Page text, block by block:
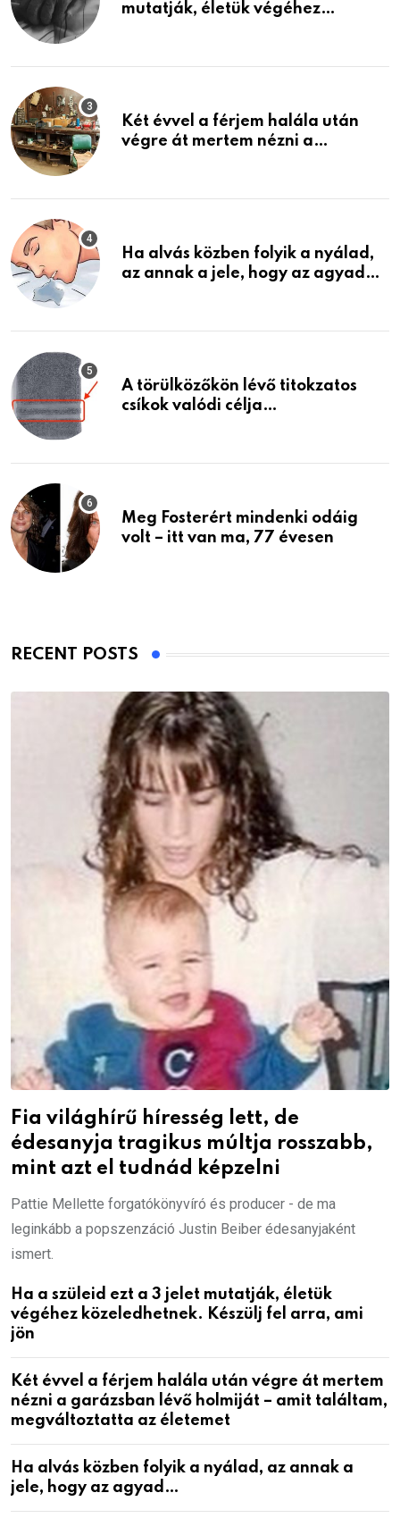
mutatják, életük végéhez
Két évvel a férjem halála után
végre át mertem nézni a
életemet
Ha alvás közben folyik a nyálad,
az annak a jele, hogy az agyad…
A törülközőkön lévő titokzatos
csíkok valódi célja…
Meg Fosterért mindenki odáig
volt – itt van ma, 77 évesen
RECENT POSTS
Fia világhírű híresség lett, de
édesanyja tragikus múltja rosszabb,
mint azt el tudnád képzelni
Pattie Mellette forgatókönyvíró és producer - de ma
leginkább a popszenzáció Justin Beiber édesanyjaként
ismert.
Ha a szüleid ezt a 3 jelet mutatják, életük
végéhez közeledhetnek. Készülj fel arra, ami
jön
Két évvel a férjem halála után végre át mertem
nézni a garázsban lévő holmiját – amit találtam,
megváltoztatta az életemet
Ha alvás közben folyik a nyálad, az annak a
jele, hogy az agyad…